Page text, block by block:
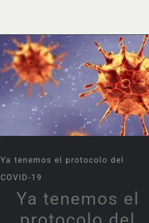
Ya tenemos el protocolo
del COVID-19
Ya tenemos el protocolo del
COVID-19
Ya tenemos el